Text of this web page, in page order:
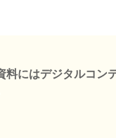
料にはデジタルコン